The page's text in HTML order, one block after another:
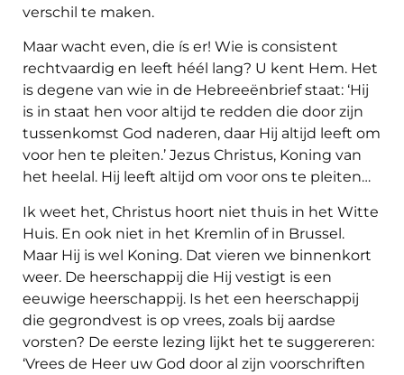
verschil te maken.
Maar wacht even, die ís er! Wie is consistent
rechtvaardig en leeft héél lang? U kent Hem. Het
is degene van wie in de Hebreeënbrief staat: ‘Hij
is in staat hen voor altijd te redden die door zijn
tussenkomst God naderen, daar Hij altijd leeft om
voor hen te pleiten.’ Jezus Christus, Koning van
het heelal. Hij leeft altijd om voor ons te pleiten…
Ik weet het, Christus hoort niet thuis in het Witte
Huis. En ook niet in het Kremlin of in Brussel.
Maar Hij is wel Koning. Dat vieren we binnenkort
weer. De heerschappij die Hij vestigt is een
eeuwige heerschappij. Is het een heerschappij
die gegrondvest is op vrees, zoals bij aardse
vorsten? De eerste lezing lijkt het te suggereren:
‘Vrees de Heer uw God door al zijn voorschriften